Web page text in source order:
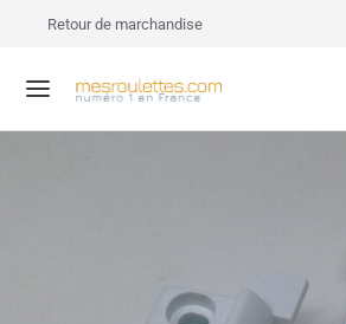
Retour de marchandise